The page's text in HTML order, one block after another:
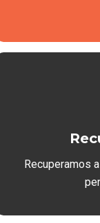
Recuperamos